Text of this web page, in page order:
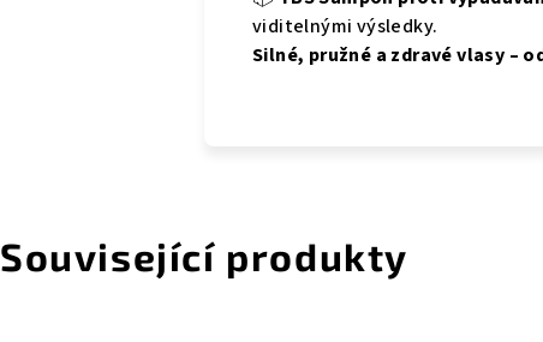
viditelnými výsledky.
Silné, pružné a zdravé vlasy –
Související produkty